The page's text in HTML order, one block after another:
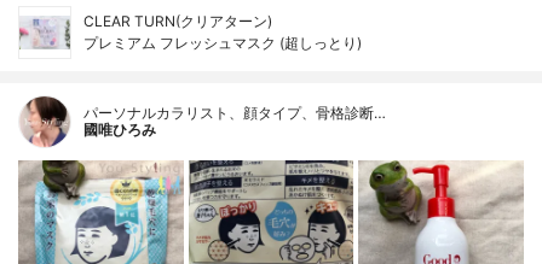
CLEAR TURN(クリアターン)
プレミアム フレッシュマスク (超しっとり)
パーソナルカラリスト、顔タイプ、骨格診断…
國唯ひろみ